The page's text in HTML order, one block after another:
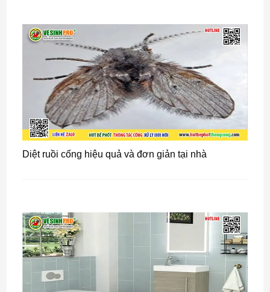
Diệt ruồi cống hiệu quả và đơn giản tại nhà